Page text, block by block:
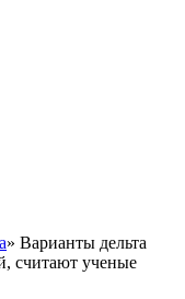
» Варианты дельта
считают ученые